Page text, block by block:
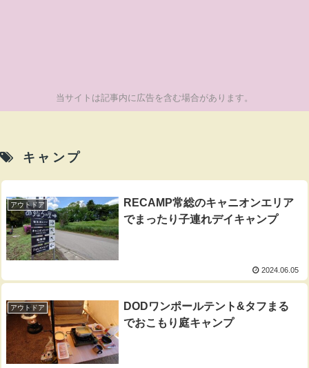
当サイトは記事内に広告を含む場合があります。
キャンプ
アウトドア
RECAMP常総のキャニオンエリア
でまったり子連れデイキャンプ
2024.06.05
アウトドア
DODワンポールテント&タフまる
でおこもり庭キャンプ